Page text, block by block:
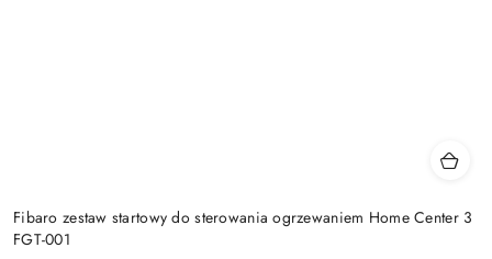
Fibaro zestaw startowy do sterowania ogrzewaniem Home Center 3
FGT-001